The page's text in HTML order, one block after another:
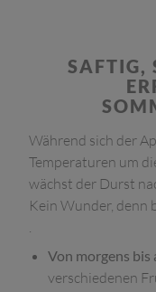
SAFTIG,
Während sich der
Temperaturen um
wächst der Durst
Kein Wunder, denn
.
Von morgens bis
verschiedenen